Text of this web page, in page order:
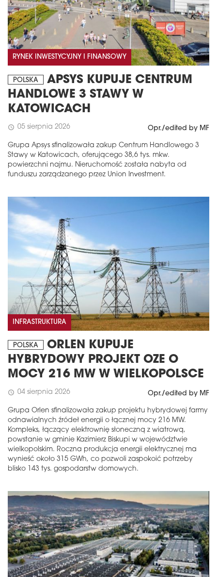
RYNEK INWESTYCYJNY I FINANSOWY
POLSKA
APSYS KUPUJE CENTRUM
HANDLOWE 3 STAWY W
KATOWICACH
schedule 05 sierpnia 2026 Opr./edited by MF
Grupa Apsys sfinalizowała zakup Centrum Handlowego 3
Stawy w Katowicach, oferującego 38,6 tys. mkw.
powierzchni najmu. Nieruchomość została nabyta od
funduszu zarządzanego przez Union Investment.
INFRASTRUKTURA
POLSKA
ORLEN KUPUJE
HYBRYDOWY PROJEKT OZE O
MOCY 216 MW W WIELKOPOLSCE
schedule 04 sierpnia 2026 Opr./edited by MF
Grupa Orlen sfinalizowała zakup projektu hybrydowej farmy
odnawialnych źródeł energii o łącznej mocy 216 MW.
Kompleks, łączący elektrownię słoneczną z wiatrową,
powstanie w gminie Kazimierz Biskupi w województwie
wielkopolskim. Roczna produkcja energii elektrycznej ma
wynieść około 315 GWh, co pozwoli zaspokoić potrzeby
blisko 143 tys. gospodarstw domowych.